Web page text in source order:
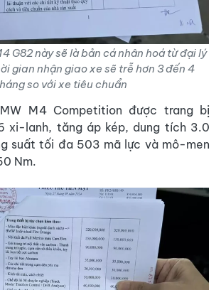
G82 này sẽ là bản cá nhân hoá từ đại lý
gian nhận giao xe sẽ trễ hơn 3 đến 4
so với xe tiêu chuẩn
M4 Competition được trang bị
xi-lanh, tăng áp kép, dung tích 3.0
suất tối đa 503 mã lực và mô-men
Nm.